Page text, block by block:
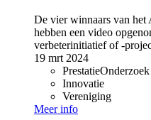
De vier winnaars van het
hebben een video
verbeterinitiatief of -
19 mrt 2024
PrestatieOnderzoek
Innovatie
Vereniging
Meer info